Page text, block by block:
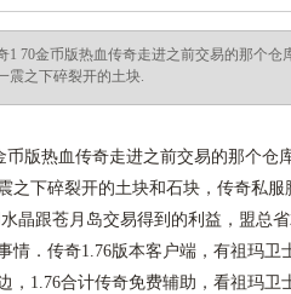
1 70金币版热血传奇走进之前交易的那个
震之下碎裂开的土块.
版热血传奇走进之前交易的那个仓
之下碎裂开的土块和石块，传奇私
晶跟苍月岛交易得到的利益，盟总
情．传奇1.76版本客户端，有祖玛
，1.76合计传奇免费辅助，看祖玛卫